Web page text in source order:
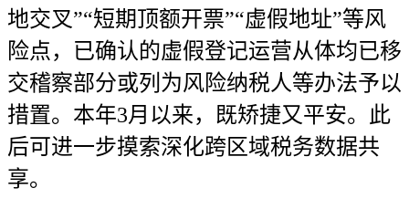
地交叉”“短期顶额开票”“虚假地址”等风
险点，已确认的虚假登记运营从体均已移
交稽察部分或列为风险纳税人等办法予以
措置。本年3月以来，既矫捷又平安。此
后可进一步摸索深化跨区域税务数据共
享。